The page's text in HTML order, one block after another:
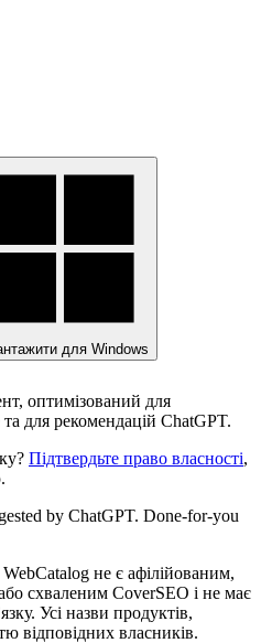
для Windows
оптимізований для
для рекомендацій ChatGPT.
Підтвердьте право власності,
by ChatGPT. Done-for-you
WebCatalog не є афілійованим,
схваленим CoverSEO і не має
Усі назви продуктів,
відповідних власників.